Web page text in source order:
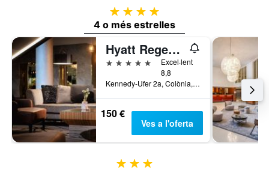
4 estrelles
4 o més estrelles
Hyatt Regency Cologne
5 estrelles
Excel·lent
8,8
Kennedy-Ufer 2a, Colònia, Rin del Nord-Westfàlia, Alemanya
150 €
Ves a l'oferta
3 estrelles